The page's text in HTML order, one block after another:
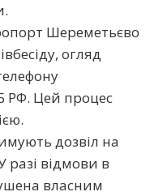
Шереметьєво
огляд
РФ. Цей процес
дозвіл на
відмови в
власним